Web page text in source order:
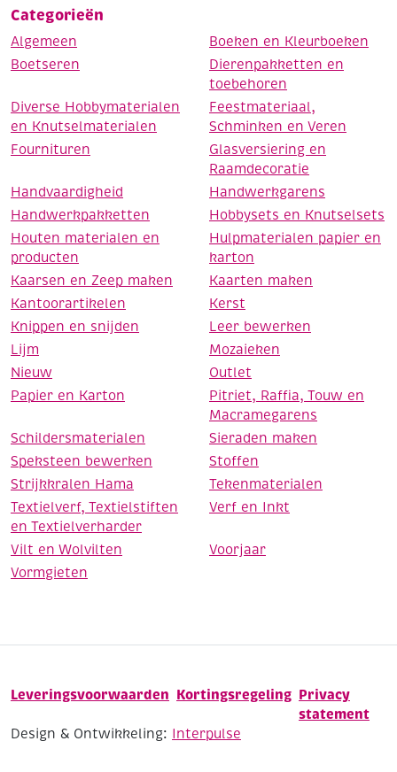
Categorieën
Algemeen
Boeken en Kleurboeken
Boetseren
Dierenpakketten en
toebehoren
Diverse Hobbymaterialen
en Knutselmaterialen
Feestmateriaal,
Schminken en Veren
Fournituren
Glasversiering en
Raamdecoratie
Handvaardigheid
Handwerkgarens
Handwerkpakketten
Hobbysets en Knutselsets
Houten materialen en
producten
Hulpmaterialen papier en
karton
Kaarsen en Zeep maken
Kaarten maken
Kantoorartikelen
Kerst
Knippen en snijden
Leer bewerken
Lijm
Mozaieken
Nieuw
Outlet
Papier en Karton
Pitriet, Raffia, Touw en
Macramegarens
Schildersmaterialen
Sieraden maken
Speksteen bewerken
Stoffen
Strijkkralen Hama
Tekenmaterialen
Textielverf, Textielstiften
en Textielverharder
Verf en Inkt
Vilt en Wolvilten
Voorjaar
Vormgieten
Leveringsvoorwaarden Kortingsregeling Privacy
statement
Design & Ontwikkeling: Interpulse